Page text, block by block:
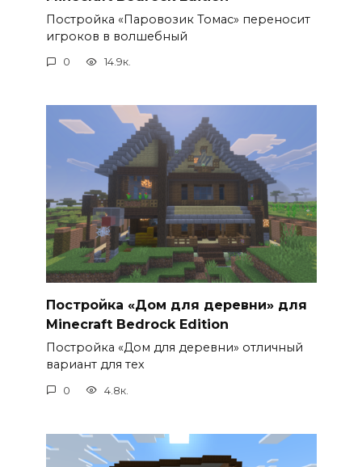
Постройка «Паровозик Томас» переносит
игроков в волшебный
0 14.9к.
Постройка «Дом для деревни» для
Minecraft Bedrock Edition
Постройка «Дом для деревни» отличный
вариант для тех
0 4.8к.